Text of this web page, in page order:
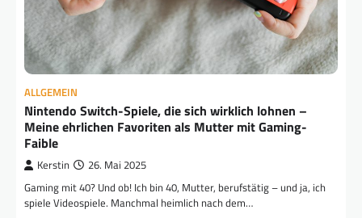
ALLGEMEIN
Nintendo Switch-Spiele, die sich wirklich lohnen –
Meine ehrlichen Favoriten als Mutter mit Gaming-
Faible
Kerstin 26. Mai 2025
Gaming mit 40? Und ob! Ich bin 40, Mutter, berufstätig – und ja, ich
spiele Videospiele. Manchmal heimlich nach dem…